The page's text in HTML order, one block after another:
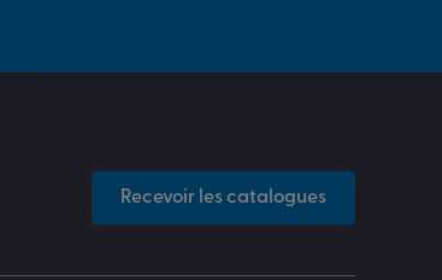
Recevoir les catalogues